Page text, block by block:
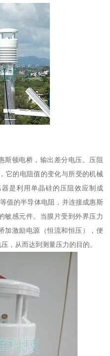
斯顿电桥，输出差分电压。压阻
它的电阻值的变化与所受的机械
是利用单晶硅的压阻效应制成
值的半导体电阻，并连接成惠斯
感元件。当膜片受到外界压力
加激励电源（恒流和恒压），便
，从而达到测量压力的目的。